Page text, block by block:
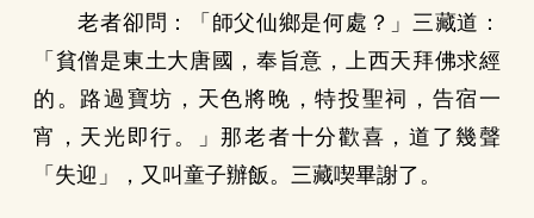
老者卻問：「師父仙鄉是何處？」三藏道：
「貧僧是東土大唐國，奉旨意，上西天拜佛求經
的。路過寶坊，天色將晚，特投聖祠，告宿一
宵，天光即行。」那老者十分歡喜，道了幾聲
「失迎」，又叫童子辦飯。三藏喫畢謝了。